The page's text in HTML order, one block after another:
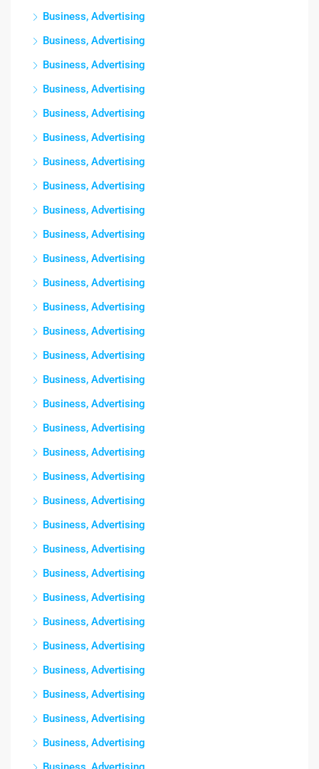
Business, Advertising
Business, Advertising
Business, Advertising
Business, Advertising
Business, Advertising
Business, Advertising
Business, Advertising
Business, Advertising
Business, Advertising
Business, Advertising
Business, Advertising
Business, Advertising
Business, Advertising
Business, Advertising
Business, Advertising
Business, Advertising
Business, Advertising
Business, Advertising
Business, Advertising
Business, Advertising
Business, Advertising
Business, Advertising
Business, Advertising
Business, Advertising
Business, Advertising
Business, Advertising
Business, Advertising
Business, Advertising
Business, Advertising
Business, Advertising
Business, Advertising